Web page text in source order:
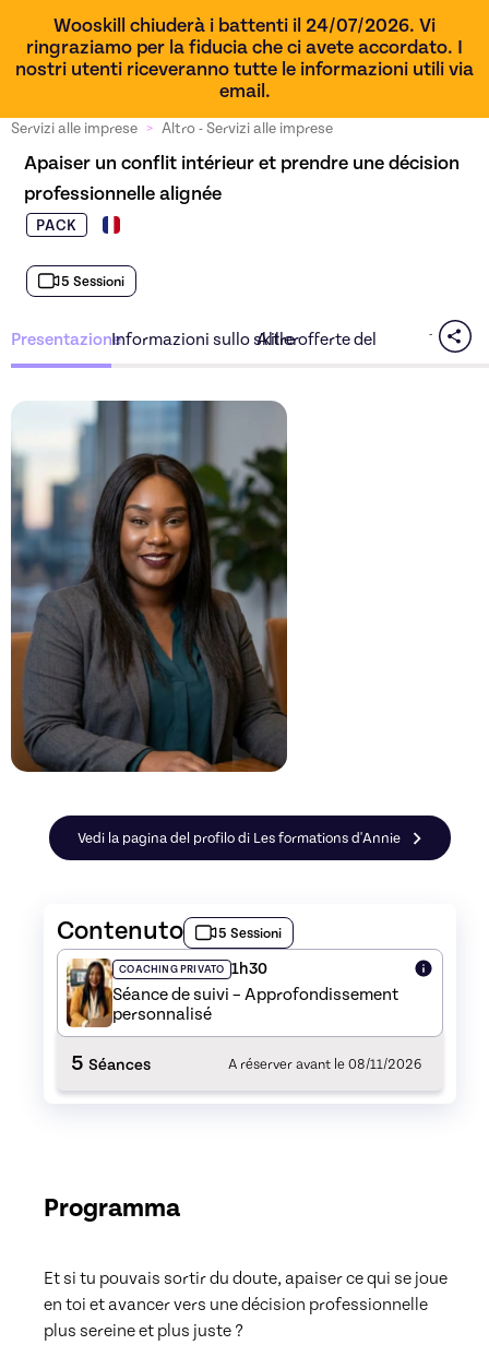
Wooskill chiuderà i battenti il 24/07/2026. Vi
ringraziamo per la fiducia che ci avete accordato. I
nostri utenti riceveranno tutte le informazioni utili via
email.
Servizi alle imprese > Altro - Servizi alle imprese
Apaiser un conflit intérieur et prendre une décision
professionnelle alignée
PACK
5 Sessioni
PresentazioneInformazioni sullo skillerAltre offerte dello skiller
Vedi la pagina del profilo di Les formations d'Annie
Contenuto 5 Sessioni
COACHING PRIVATO 1h30
Séance de suivi – Approfondissement
personnalisé
5 Séances A réserver avant le 08/11/2026
Programma
Et si tu pouvais sortir du doute, apaiser ce qui se joue
en toi et avancer vers une décision professionnelle
plus sereine et plus juste ?